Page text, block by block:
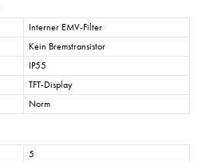
Interner EMV-Filter
Kein Bremstransistor
IP55
TFT-Display
Norm
5